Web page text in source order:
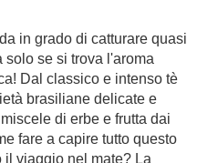
in grado di catturare quasi
solo se si trova l'aroma
Dal classico e intenso tè
brasiliane delicate e
di erbe e frutta dai
fare a capire tutto questo
viaggio nel mate? La